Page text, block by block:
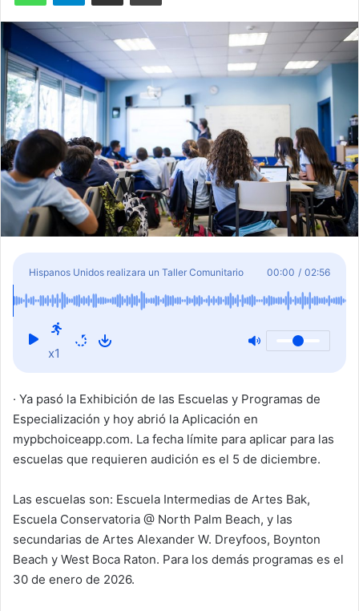
l
Hispanos Unidos realizara un Taller Comunitario
sobre Educación
00:00 / 02:56
x1
· Ya pasó la Exhibición de las Escuelas y Programas de
Especialización y hoy abrió la Aplicación en
mypbchoiceapp.com. La fecha límite para aplicar para las
escuelas que requieren audición es el 5 de diciembre.
Las escuelas son: Escuela Intermedias de Artes Bak,
Escuela Conservatoria @ North Palm Beach, y las
secundarias de Artes Alexander W. Dreyfoos, Boynton
Beach y West Boca Raton. Para los demás programas es el
30 de enero de 2026.